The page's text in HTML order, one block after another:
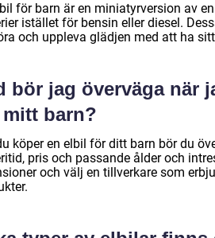
för barn är en miniatyrversion av
istället för bensin eller diesel.
och uppleva glädjen med att ha
bör jag överväga när
barn?
köper en elbil för ditt barn bör du
pris och passande ålder och
och välj en tillverkare som